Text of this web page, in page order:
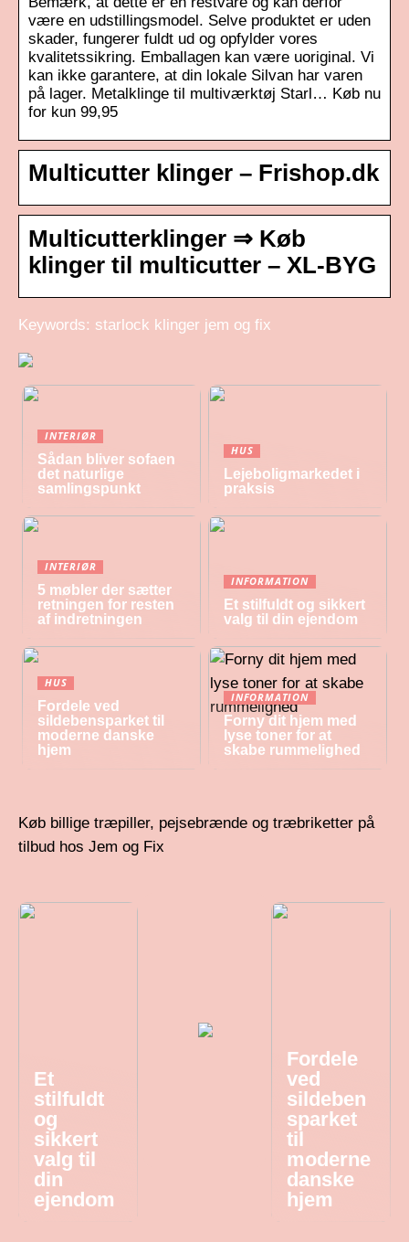
være en udstillingsmodel. Selve produktet er uden
skader, fungerer fuldt ud og opfylder vores
kvalitetssikring. Emballagen kan være uoriginal. Vi
kan ikke garantere, at din lokale Silvan har varen
på lager. Metalklinge til multiværktøj Starl… Køb nu
for kun 99,95
Multicutter klinger – Frishop.dk
Multicutterklinger ⇒ Køb
klinger til multicutter – XL-BYG
Keywords: starlock klinger jem og fix
INTERIØR
Sådan bliver sofaen
det naturlige
samlingspunkt
HUS
Lejeboligmarkedet i
praksis
INTERIØR
5 møbler der sætter
retningen for resten
af indretningen
INFORMATION
Et stilfuldt og sikkert
valg til din ejendom
HUS
Fordele ved
sildebensparket til
moderne danske
hjem
INFORMATION
Forny dit hjem med
lyse toner for at
skabe rummelighed
Køb billige træpiller, pejsebrænde og træbriketter på
tilbud hos Jem og Fix
Et
stilfuldt
og
sikkert
valg til
din
ejendom
Fordele
ved
sildeben
sparket
til
moderne
danske
hjem